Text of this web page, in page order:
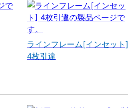
ラインフレーム[インセット]
4枚引違